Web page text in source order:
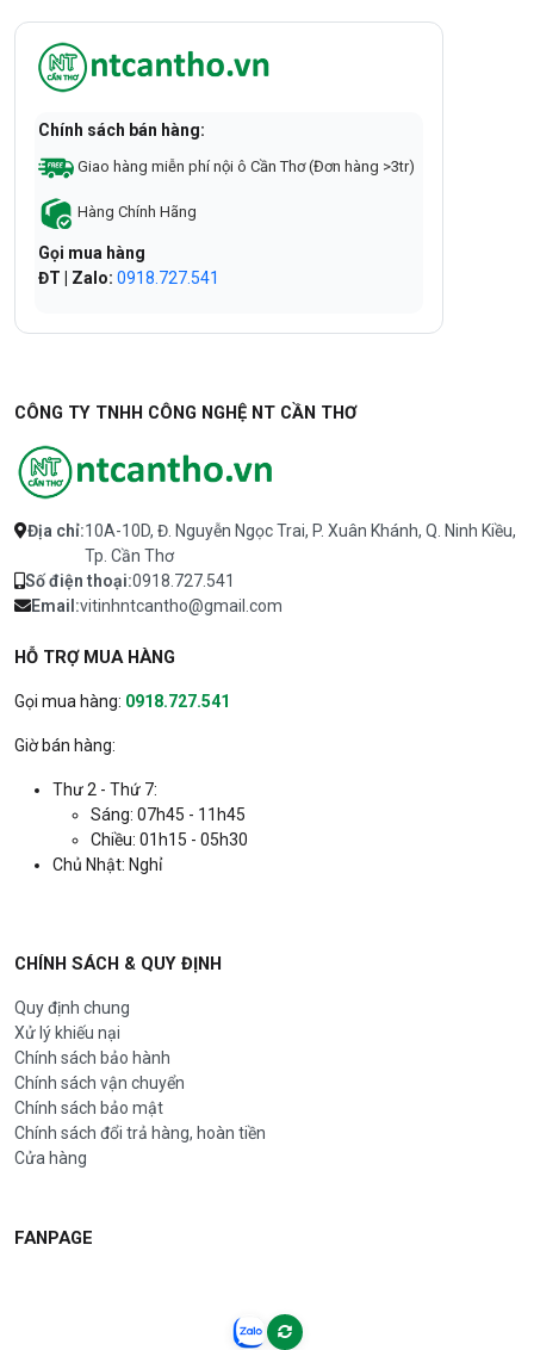
Chính sách bán hàng:
Giao hàng miễn phí nội ô Cần Thơ (Đơn hàng >3tr)
Hàng Chính Hãng
Gọi mua hàng
ĐT | Zalo: 0918.727.541
CÔNG TY TNHH CÔNG NGHỆ NT CẦN THƠ
Địa chỉ:10A-10D, Đ. Nguyễn Ngọc Trai, P. Xuân Khánh, Q. Ninh Kiều,
Tp. Cần Thơ
Số điện thoại:0918.727.541
Email:vitinhntcantho@gmail.com
HỖ TRỢ MUA HÀNG
Gọi mua hàng: 0918.727.541
Giờ bán hàng:
Thư 2 - Thứ 7:
Sáng: 07h45 - 11h45
Chiều: 01h15 - 05h30
Chủ Nhật: Nghỉ
CHÍNH SÁCH & QUY ĐỊNH
Quy định chung
Xử lý khiếu nại
Chính sách bảo hành
Chính sách vận chuyển
Chính sách bảo mật
Chính sách đổi trả hàng, hoàn tiền
Cửa hàng
FANPAGE